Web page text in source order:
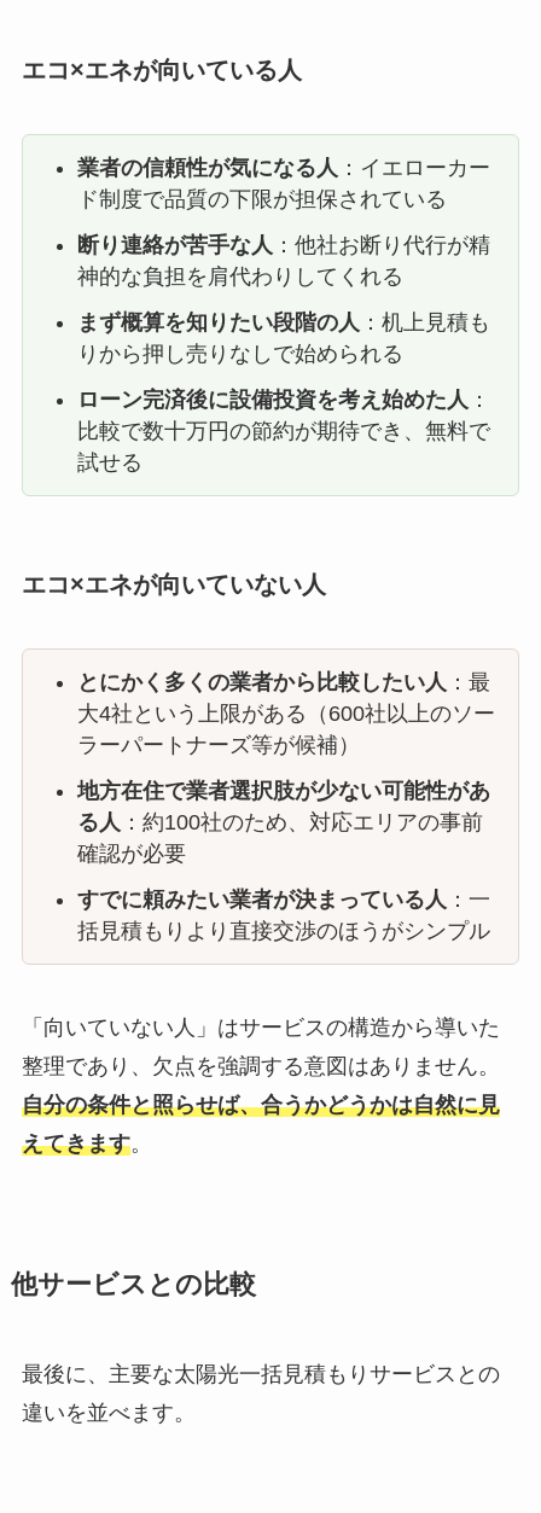
エコ×エネが向いている人
業者の信頼性が気になる人 ：イエローカー
ド制度で品質の下限が担保されている
断り連絡が苦手な人 ：他社お断り代行が精
神的な負担を肩代わりしてくれる
まず概算を知りたい段階の人 ：机上見積も
りから押し売りなしで始められる
ローン完済後に設備投資を考え始めた人 ：
比較で数十万円の節約が期待でき、無料で
試せる
エコ×エネが向いていない人
とにかく多くの業者から比較したい人 ：最
大4社という上限がある（600社以上のソー
ラーパートナーズ等が候補）
地方在住で業者選択肢が少ない可能性があ
る人 ：約100社のため、対応エリアの事前
確認が必要
すでに頼みたい業者が決まっている人 ：一
括見積もりより直接交渉のほうがシンプル
「向いていない人」はサービスの構造から導いた
整理であり、欠点を強調する意図はありません。
自分の条件と照らせば、合うかどうかは自然に見
えてきます。
他サービスとの比較
最後に、主要な太陽光一括見積もりサービスとの
違いを並べます。